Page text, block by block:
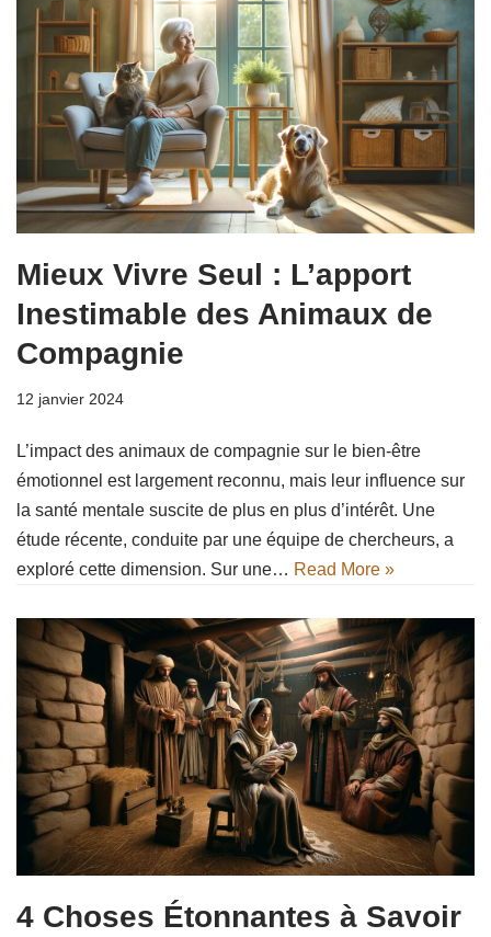
Mieux Vivre Seul : L’apport
Inestimable des Animaux de
Compagnie
12 janvier 2024
L’impact des animaux de compagnie sur le bien-être
émotionnel est largement reconnu, mais leur influence sur
la santé mentale suscite de plus en plus d’intérêt. Une
étude récente, conduite par une équipe de chercheurs, a
exploré cette dimension. Sur une… Read More »
4 Choses Étonnantes à Savoir